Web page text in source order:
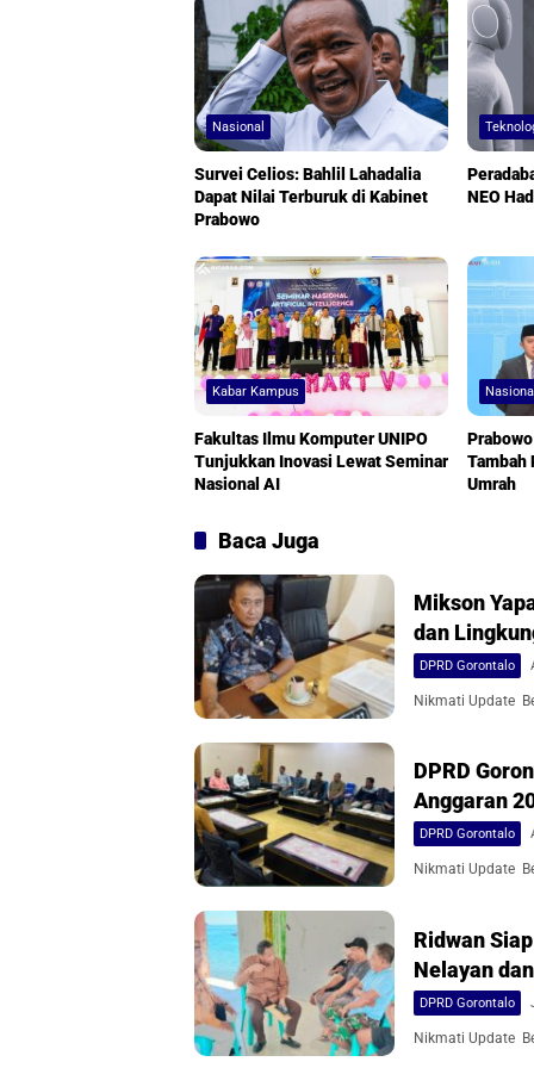
Nasional
Survei Celios: Bahlil Lahadalia
Dapat Nilai Terburuk di Kabinet
Prabowo
NEO
Kabar Kampus
Fakultas Ilmu Komputer UNIPO
Tunjukkan Inovasi Lewat Seminar
Nasional AI
Nasional
Tambah
Umrah
Baca Juga
Mikson
dan
DPRD Gorontalo
Nikmati Update
DPRD
Anggaran
DPRD Gorontalo
Nikmati Update
Ridwan
Nelayan
DPRD Gorontalo
Nikmati Update